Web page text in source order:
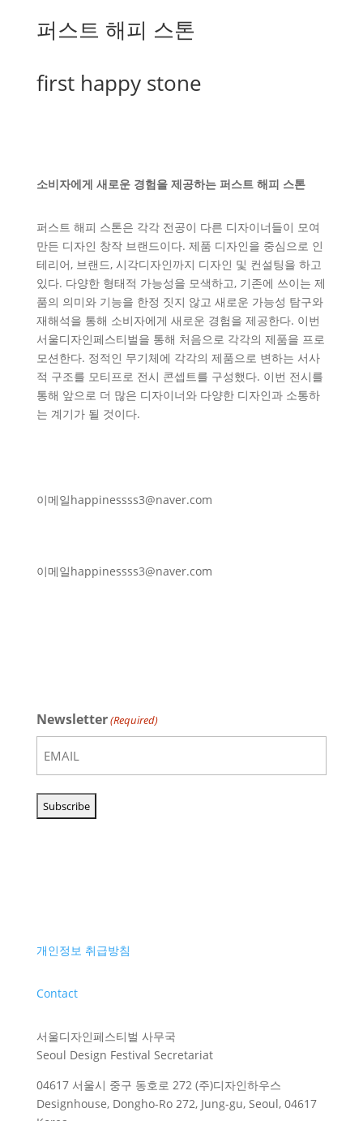
퍼스트 해피 스톤
first happy stone
소비자에게 새로운 경험을 제공하는 퍼스트 해피 스톤
퍼스트 해피 스톤은 각각 전공이 다른 디자이너들이 모여
만든 디자인 창작 브랜드이다. 제품 디자인을 중심으로 인
테리어, 브랜드, 시각디자인까지 디자인 및 컨설팅을 하고
있다. 다양한 형태적 가능성을 모색하고, 기존에 쓰이는 제
품의 의미와 기능을 한정 짓지 않고 새로운 가능성 탐구와
재해석을 통해 소비자에게 새로운 경험을 제공한다. 이번
서울디자인페스티벌을 통해 처음으로 각각의 제품을 프로
모션한다. 정적인 무기체에 각각의 제품으로 변하는 서사
적 구조를 모티프로 전시 콘셉트를 구성했다. 이번 전시를
통해 앞으로 더 많은 디자이너와 다양한 디자인과 소통하
는 계기가 될 것이다.
이메일happinessss3@naver.com
이메일happinessss3@naver.com
Newsletter(Required)
개인정보 취급방침
Contact
서울디자인페스티벌 사무국
Seoul Design Festival Secretariat
04617 서울시 중구 동호로 272 (주)디자인하우스
Designhouse, Dongho-Ro 272, Jung-gu, Seoul, 04617